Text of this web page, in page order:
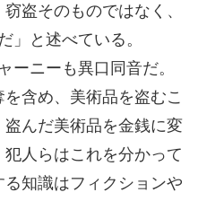
盗そのものではなく、
」と述べている。
ーニーも異口同音だ。
を含め、美術品を盗むこ
んだ美術品を金銭に変
人らはこれを分かって
知識はフィクションや